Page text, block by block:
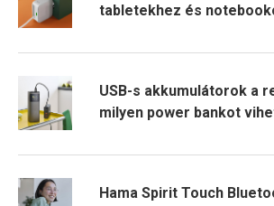
tabletekhez és
USB-s akkumulátorok a
milyen power bankot
Hama Spirit Touch